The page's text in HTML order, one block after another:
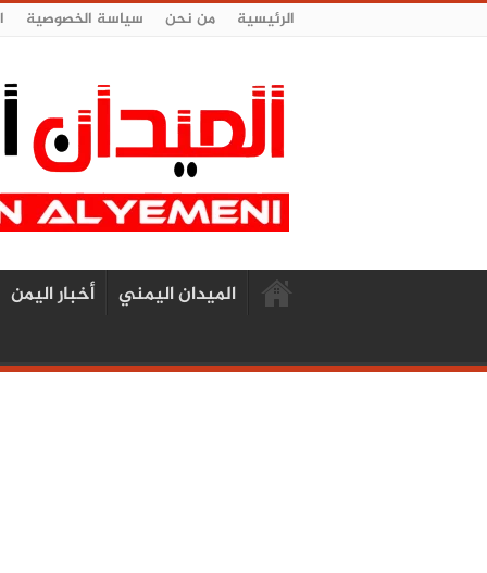
الرئيسية من نحن سياسة الخصوصية
الميدان اليمني أخبار اليمن